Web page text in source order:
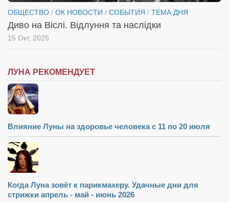
ОБЩЕСТВО / ОК НОВОСТИ / СОБЫТИЯ / ТЕМА ДНЯ
Диво на Віслі. Відлуння та наслідки
15 Окт, 2025
ЛУНА РЕКОМЕНДУЕТ
Влияние Луны на здоровье человека с 11 по 20 июля
Когда Луна зовёт к парикмахеру. Удачные дни для
стрижки апрель - май - июнь 2026